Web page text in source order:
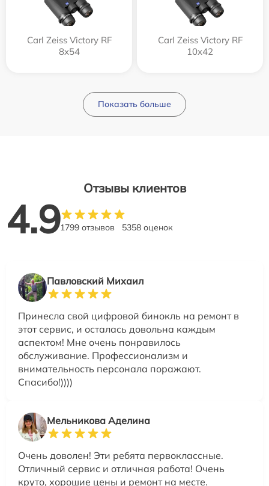
Carl Zeiss Victory RF
8x54
Carl Zeiss Victory RF
10x42
Показать больше
Отзывы клиентов
4.91799 отзывов 5358 оценок
Павловский Михаил
Принесла свой цифровой бинокль на ремонт в
этот сервис, и осталась довольна каждым
аспектом! Мне очень понравилось
обслуживание. Профессионализм и
внимательность персонала поражают.
Спасибо!))))
Мельникова Аделина
Очень доволен! Эти ребята первоклассные.
Отличный сервис и отличная работа! Очень
круто, хорошие цены и ремонт на месте.